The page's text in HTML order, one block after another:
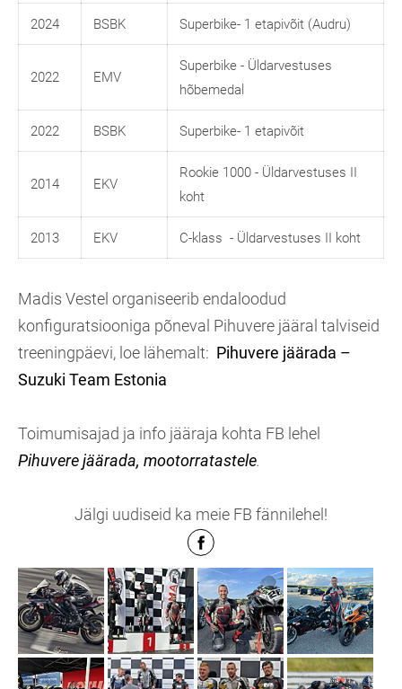
2024 BSBK Superbike- 1 etapivõit (Audru)
2022 EMV
Superbike - Üldarvestuses
hõbemedal
2022 BSBK Superbike- 1 etapivõit
2014 EKV
Rookie 1000 - Üldarvestuses II
koht
2013 EKV C-klass - Üldarvestuses II koht
Madis Vestel organiseerib endaloodud
konfiguratsiooniga põneval Pihuvere jääral talviseid
treeningpäevi, loe lähemalt: Pihuvere jäärada –
Suzuki Team Estonia
Toimumisajad ja info jääraja kohta FB lehel
Pihuvere jäärada, mootorratastele.
Jälgi uudiseid ka meie FB fännilehel!